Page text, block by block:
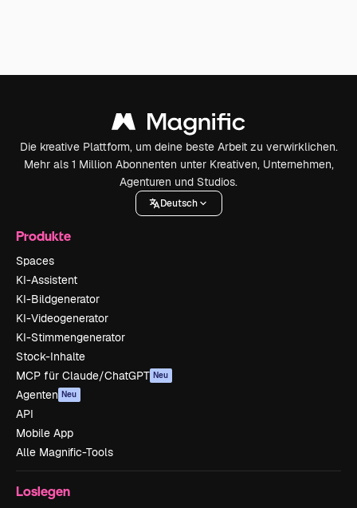
Die kreative Plattform, um deine beste Arbeit zu verwirklichen.
Mehr als 1 Million Abonnenten unter Kreativen, Unternehmen,
Agenturen und Studios.
Deutsch
Produkte
Spaces
KI-Assistent
KI-Bildgenerator
KI-Videogenerator
KI-Stimmengenerator
Stock-Inhalte
MCP für Claude/ChatGPT Neu
Agenten Neu
API
Mobile App
Alle Magnific-Tools
Loslegen